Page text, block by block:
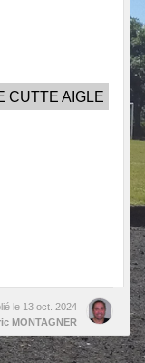
CUTTE AIGLE
le 13 oct. 2024
MONTAGNER